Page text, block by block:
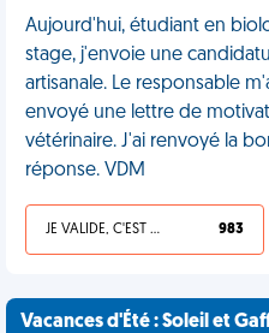
Aujourd'hui, étudiant en
stage, j'envoie une
artisanale. Le responsable
envoyé une lettre de
vétérinaire. J'ai renvoyé la
réponse. VDM
JE VALIDE, C'EST UNE VDM 983
Vacances d'Été : Soleil et